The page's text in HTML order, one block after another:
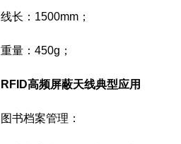
线长：1500mm；
重量：450g；
RFID高频屏蔽天线典型应用
图书档案管理：